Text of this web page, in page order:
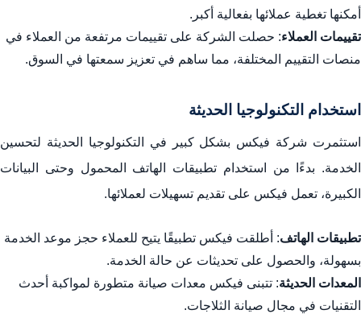
أمكنها تغطية عملائها بفعالية أكبر.
تقييمات العملاء: حصلت الشركة على تقييمات مرتفعة من العملاء في
منصات التقييم المختلفة، مما ساهم في تعزيز سمعتها في السوق.
استخدام التكنولوجيا الحديثة
استثمرت شركة فيكس بشكل كبير في التكنولوجيا الحديثة لتحسين
الخدمة. بدءًا من استخدام تطبيقات الهاتف المحمول وحتى البيانات
الكبيرة، تعمل فيكس على تقديم تسهيلات لعملائها.
تطبيقات الهاتف: أطلقت فيكس تطبيقًا يتيح للعملاء حجز موعد الخدمة
بسهولة، والحصول على تحديثات عن حالة الخدمة.
المعدات الحديثة: تتبنى فيكس معدات صيانة متطورة لمواكبة أحدث
التقنيات في مجال صيانة الثلاجات.